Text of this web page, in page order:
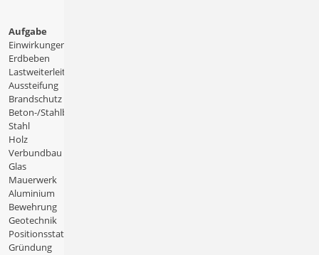
Aufgabe
Einwirkungen
Erdbeben
Lastweiterleitung
Aussteifung
Brandschutz
Beton-/Stahlbeton
Stahl
Holz
Verbundbau
Glas
Mauerwerk
Aluminium
Bewehrung
Geotechnik
Positionsstatik
Gründung